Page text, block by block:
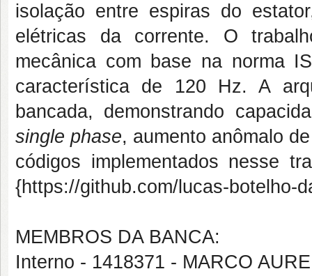
isolação entre espiras do
elétricas da corrente. O
mecânica com base na norma
característica de 120 Hz. A
bancada, demonstrando
single phase, aumento anômalo
códigos implementados nesse
{https://github.com/lucas-botelho-
MEMBROS DA BANCA:
Interno - 1418371 - MARCO